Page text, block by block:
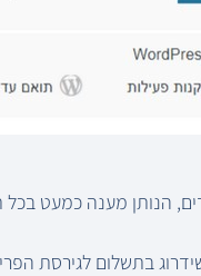
הנותן מענה כמעט
בתשלום לגירסת